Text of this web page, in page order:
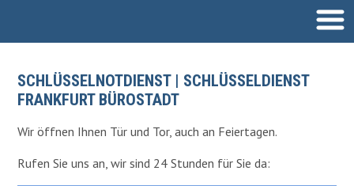
EINBRUCHSCHUTZ
SCHLIESSANLAGEN
SCHLÜSSELNOTDIENST | SCHLÜSSELDIENST
FRANKFURT BÜROSTADT
Wir öffnen Ihnen Tür und Tor, auch an Feiertagen.
Rufen Sie uns an, wir sind 24 Stunden für Sie da: